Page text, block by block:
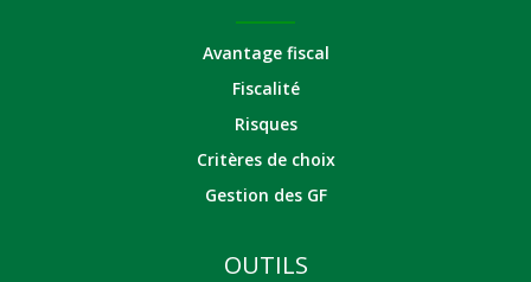
Avantage fiscal
Fiscalité
Risques
Critères de choix
Gestion des GF
OUTILS